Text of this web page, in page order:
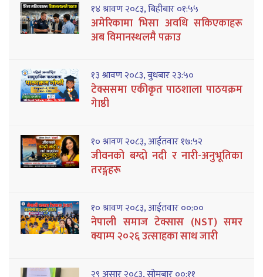
१४ श्रावण २०८३, बिहीबार ०१:५५
अमेरिकामा भिसा अवधि सकिएकाहरू
अब विमानस्थलमै पक्राउ
१३ श्रावण २०८३, बुधबार २३:५०
टेक्ससमा एकीकृत पाठशाला पाठयक्रम
गेाष्ठी
१० श्रावण २०८३, आईतवार १७:५२
जीवनको बग्दो नदी र नारी-अनुभूतिका
तरङ्गहरू
१० श्रावण २०८३, आईतवार ००:००
नेपाली समाज टेक्सास (NST) समर
क्याम्प २०२६ उत्साहका साथ जारी